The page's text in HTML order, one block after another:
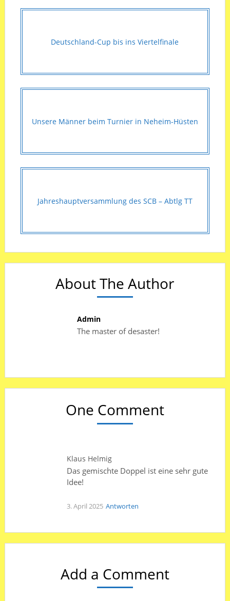
Deutschland-Cup bis ins Viertelfinale
Unsere Männer beim Turnier in Neheim-Hüsten
Jahreshauptversammlung des SCB – Abtlg TT
About The Author
Admin
The master of desaster!
One Comment
Klaus Helmig
Das gemischte Doppel ist eine sehr gute
Idee!
3. April 2025 Antworten
Add a Comment